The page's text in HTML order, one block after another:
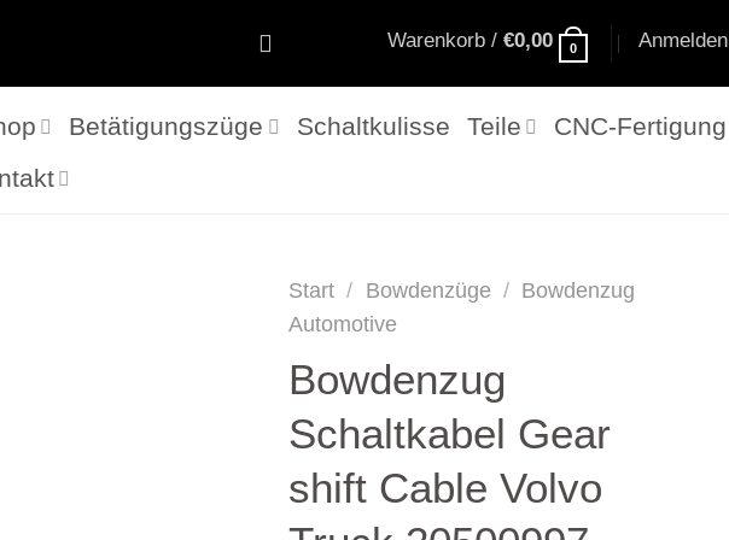
Warenkorb /€0,00 0 Anmelden
Betätigungszüge Schaltkulisse Teile CNC-Fertigung
Start / Bowdenzüge / Bowdenzug
Automotive
Bowdenzug
Schaltkabel Gear
shift Cable Volvo